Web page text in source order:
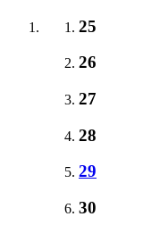
25
26
27
28
29
30